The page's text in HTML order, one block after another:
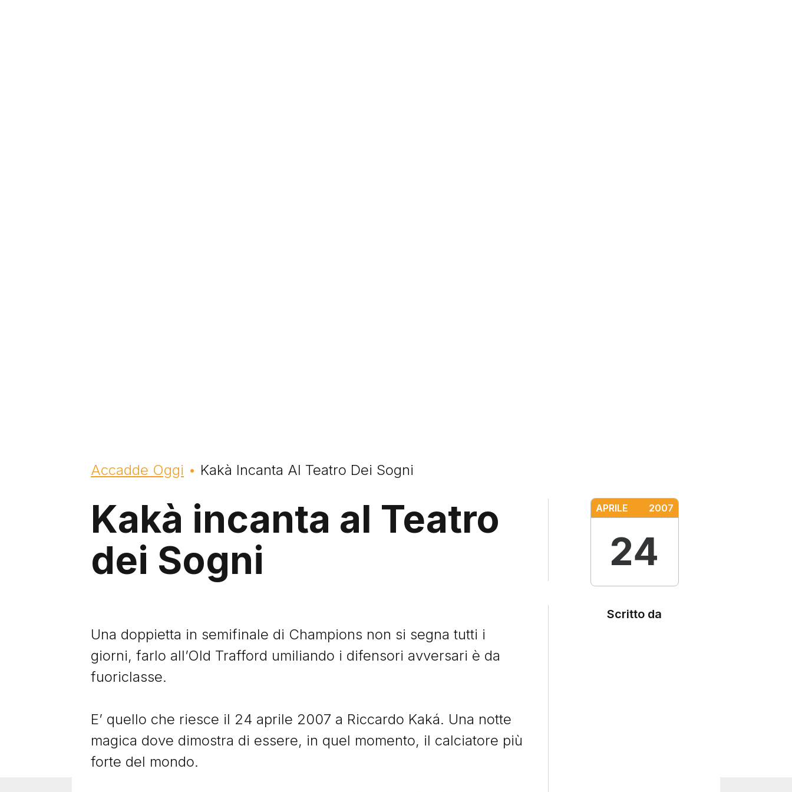
Briciole di pane
Accadde Oggi Kakà Incanta Al Teatro Dei Sogni
Kakà incanta al Teatro
dei Sogni
APRILE 2007
24
Una doppietta in semifinale di Champions non si segna tutti i
giorni, farlo all’Old Trafford umiliando i difensori avversari è da
fuoriclasse.
E’ quello che riesce il 24 aprile 2007 a Riccardo Kaká. Una notte
magica dove dimostra di essere, in quel momento, il calciatore più
forte del mondo.
Scritto da